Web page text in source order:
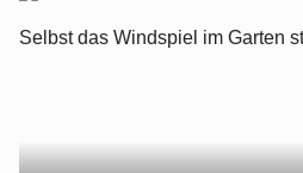
Selbst das Windspiel im Garten